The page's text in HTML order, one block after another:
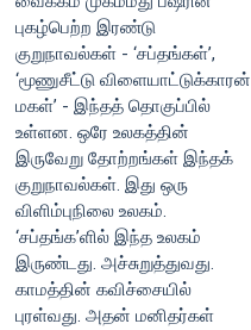
புகழ்பெற்ற இரண்டு
குறுநாவல்கள் - ‘சப்தங்கள்’,
‘மூணுசீட்டு விளையாட்டுக்காரன்
மகள்’ - இந்தத் தொகுப்பில்
உள்ளன. ஒரே உலகத்தின்
இருவேறு தோற்றங்கள் இந்தக்
குறுநாவல்கள். இது ஒரு
விளிம்புநிலை உலகம்.
‘சப்தங்க’ளில் இந்த உலகம்
இருண்டது. அச்சுறுத்துவது.
காமத்தின் கவிச்சையில்
புரள்வது. அதன் மனிதர்கள்